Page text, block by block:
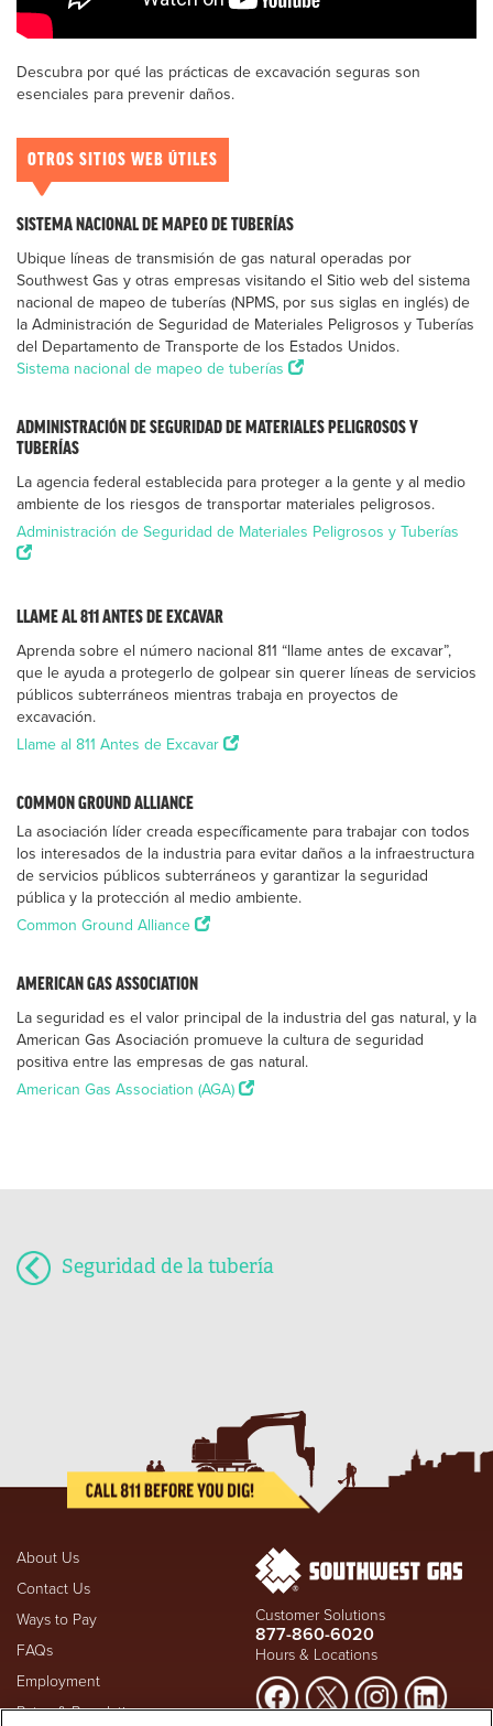
Descubra por qué las prácticas de excavación seguras son
esenciales para prevenir daños.
OTROS SITIOS WEB ÚTILES
SISTEMA NACIONAL DE MAPEO DE TUBERÍAS
Ubique líneas de transmisión de gas natural operadas por
Southwest Gas y otras empresas visitando el Sitio web del sistema
nacional de mapeo de tuberías (NPMS, por sus siglas en inglés) de
la Administración de Seguridad de Materiales Peligrosos y Tuberías
del Departamento de Transporte de los Estados Unidos.
Sistema nacional de mapeo de tuberías
ADMINISTRACIÓN DE SEGURIDAD DE MATERIALES PELIGROSOS Y
TUBERÍAS
La agencia federal establecida para proteger a la gente y al medio
ambiente de los riesgos de transportar materiales peligrosos.
Administración de Seguridad de Materiales Peligrosos y Tuberías
LLAME AL 811 ANTES DE EXCAVAR
Aprenda sobre el número nacional 811 “llame antes de excavar”,
que le ayuda a protegerlo de golpear sin querer líneas de servicios
públicos subterráneos mientras trabaja en proyectos de
excavación.
Llame al 811 Antes de Excavar
COMMON GROUND ALLIANCE
La asociación líder creada específicamente para trabajar con todos
los interesados de la industria para evitar daños a la infraestructura
de servicios públicos subterráneos y garantizar la seguridad
pública y la protección al medio ambiente.
Common Ground Alliance
AMERICAN GAS ASSOCIATION
La seguridad es el valor principal de la industria del gas natural, y la
American Gas Asociación promueve la cultura de seguridad
positiva entre las empresas de gas natural.
American Gas Association (AGA)
Seguridad de la tubería
About Us
Contact Us
Ways to Pay
FAQs
Employment
Rates & Regulation
Customer Solutions
877-860-6020
Hours & Locations